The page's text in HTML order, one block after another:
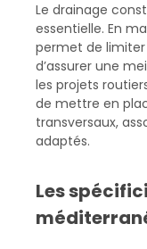
Le drainage
essentielle. En
permet de limiter
d’assurer une
les projets
de mettre en
transversaux,
adaptés.
Les